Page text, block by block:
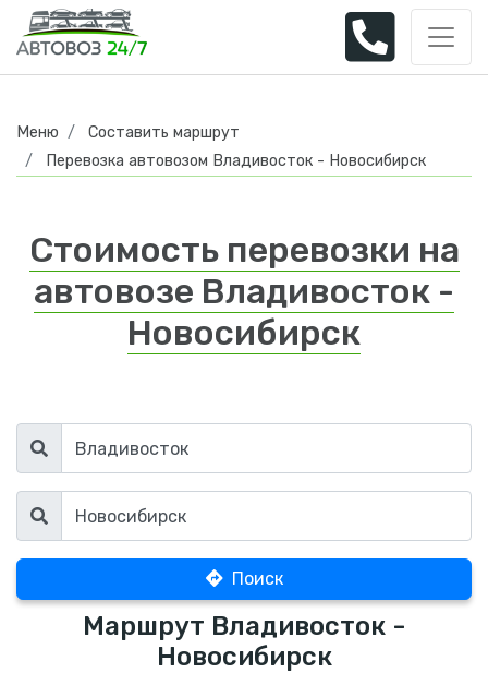
Меню
Составить маршрут
Перевозка автовозом Владивосток - Новосибирск
Стоимость перевозки на
автовозе Владивосток -
Новосибирск
Поиск
Маршрут Владивосток -
Новосибирск